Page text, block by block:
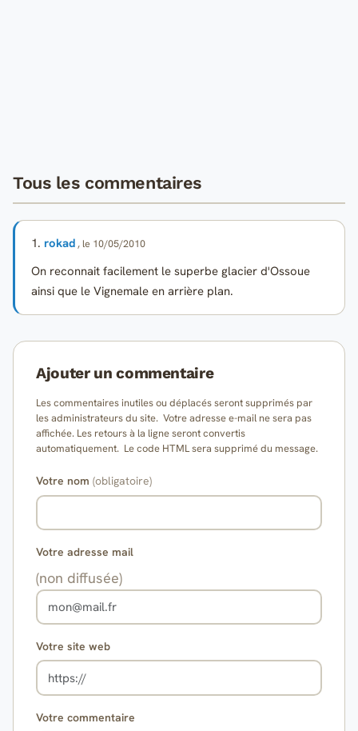
Tous les commentaires
1. rokad , le 10/05/2010
On reconnait facilement le superbe glacier d'Ossoue
ainsi que le Vignemale en arrière plan.
Ajouter un commentaire
Les commentaires inutiles ou déplacés seront supprimés par
les administrateurs du site. Votre adresse e-mail ne sera pas
affichée. Les retours à la ligne seront convertis
automatiquement. Le code HTML sera supprimé du message.
Votre nom (obligatoire)
Votre adresse mail
(non diffusée)
Votre site web
Votre commentaire